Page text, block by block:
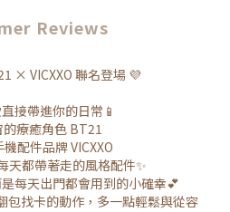
Reviews
× VICXXO 聯名登場 💜
接帶進你的日常📱
療癒角色 BT21
配件品牌 VICXXO
天都帶著走的風格配件✨
每天出門都會用到的小確幸💕
包找卡的動作，多一點輕鬆與從容